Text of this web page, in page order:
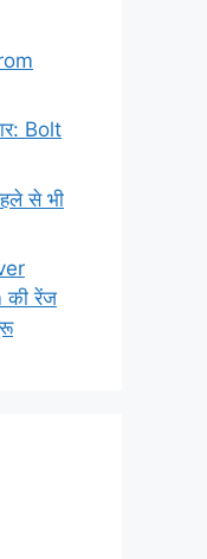
Bolt
से भी
की रेंज